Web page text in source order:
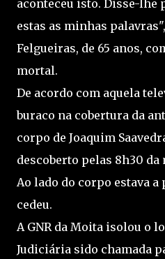
aconteceu isto. Disse-lhe
estas as minhas
Felgueiras, de 65 anos,
mortal.
De acordo com aquela
buraco na cobertura da
corpo de Joaquim
descoberto pelas 8h30 da
Ao lado do corpo estava a
cedeu.
A GNR da Moita isolou o
Judiciária sido chamada